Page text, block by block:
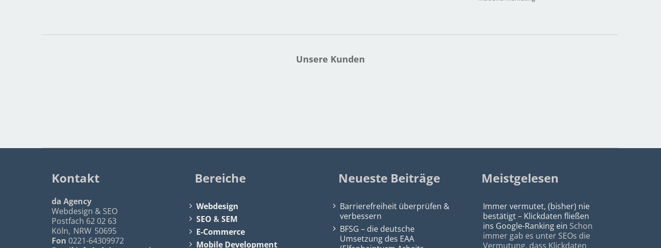
Unsere Kunden
Kontakt
da Agency
Webdesign & SEO
Postfach 62 02 63
Köln, NRW 50695
Fon 0221-64309972
Bereiche
Webdesign
SEO &SEM
E-Commerce
Mobile Development
Neueste Beiträge
Barrierefreiheit überprüfen &
verbessern
BFSG – die deutsche
Umsetzung des EAA
Meistgelesen
Immer vermutet, (bisher) nie
bestätigt – Klickdaten fließen
ins Google-Ranking ein Schon
immer gab es unter SEOs die
Vermutung, dass Klickdaten